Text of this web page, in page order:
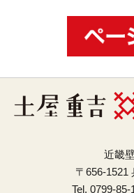
近畿
〒656-1521
Tel. 0799-